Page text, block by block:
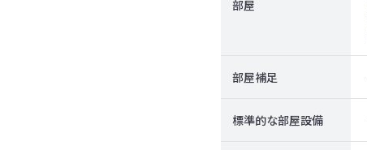
部屋
部屋補足
標準的な部屋設備